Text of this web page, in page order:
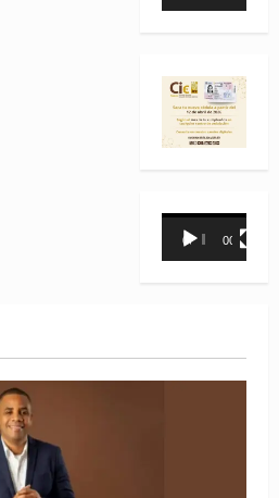
Reproductor
00:00 00:31